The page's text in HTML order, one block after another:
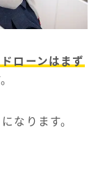
ローンはまず
なります。